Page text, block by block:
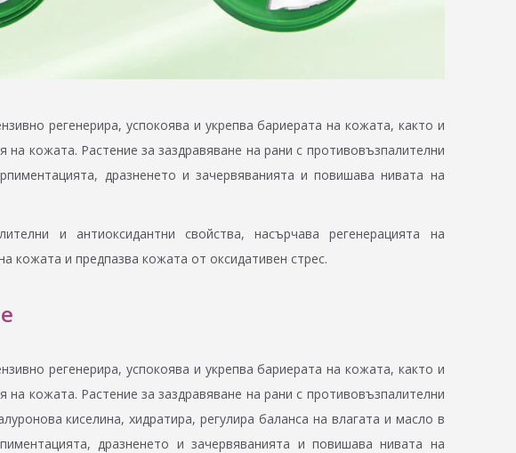
регенерира, успокоява и укрепва бариерата на кожата, както и
на кожата. Растение за заздравяване на рани с противовъзпалителни
дразненето и зачервяванията и повишава нивата на
и антиоксидантни свойства, насърчава регенерацията на
кожата и предпазва кожата от оксидативен стрес.
регенерира, успокоява и укрепва бариерата на кожата, както и
на кожата. Растение за заздравяване на рани с противовъзпалителни
киселина, хидратира, регулира баланса на влагата и масло в
дразненето и зачервяванията и повишава нивата на